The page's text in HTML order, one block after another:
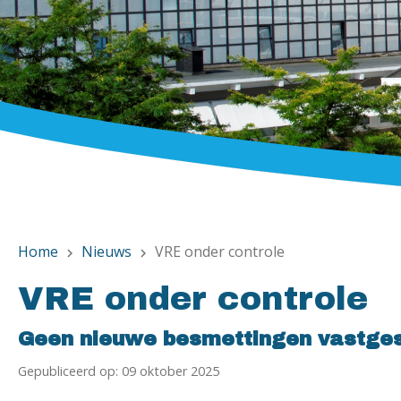
Home chevron_right Nieuws chevron_right VRE onder controle
VRE onder controle
Geen nieuwe besmettingen
Gepubliceerd op: 09 oktober 2025